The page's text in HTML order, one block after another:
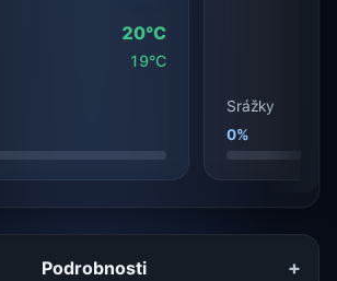
20°C
19°C
Srážky
0%
Podrobnosti +